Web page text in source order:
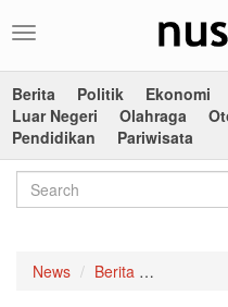
Toggle
Berita
Politik Ekonomi
Luar Negeri
Olahraga
Pendidikan
Pariwisata
News Berita